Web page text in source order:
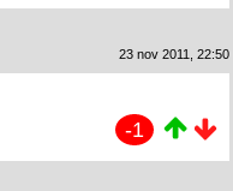
23 nov 2011, 22:50
-1